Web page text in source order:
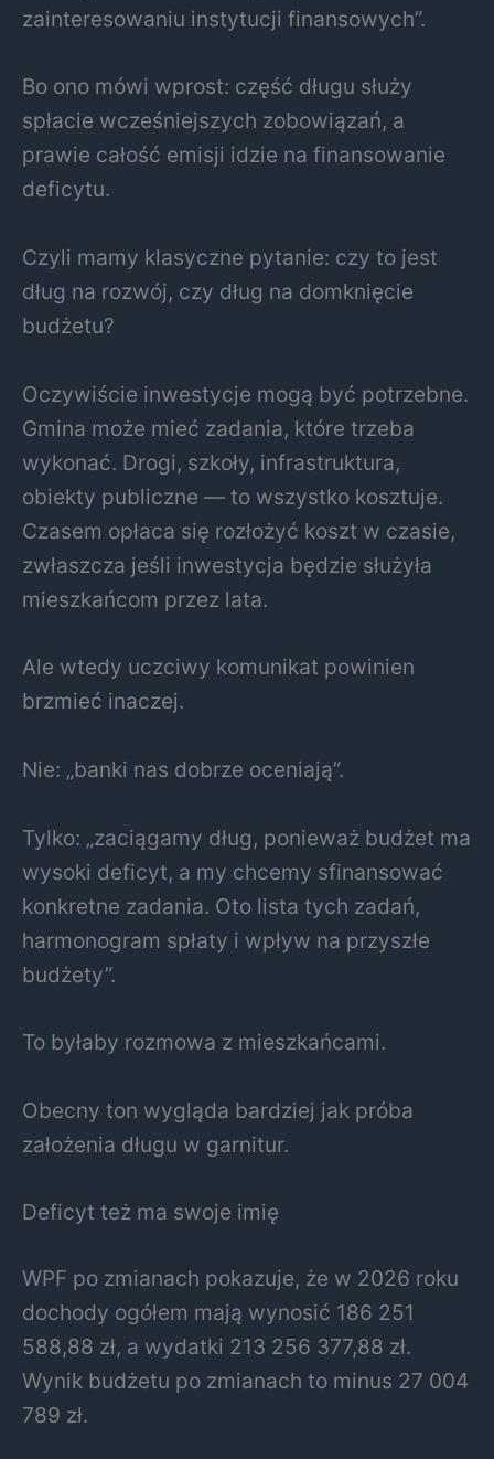
zainteresowaniu instytucji finansowych”.
Bo ono mówi wprost: część długu służy
spłacie wcześniejszych zobowiązań, a
prawie całość emisji idzie na finansowanie
deficytu.
Czyli mamy klasyczne pytanie: czy to jest
dług na rozwój, czy dług na domknięcie
budżetu?
Oczywiście inwestycje mogą być potrzebne.
Gmina może mieć zadania, które trzeba
wykonać. Drogi, szkoły, infrastruktura,
obiekty publiczne — to wszystko kosztuje.
Czasem opłaca się rozłożyć koszt w czasie,
zwłaszcza jeśli inwestycja będzie służyła
mieszkańcom przez lata.
Ale wtedy uczciwy komunikat powinien
brzmieć inaczej.
Nie: „banki nas dobrze oceniają”.
Tylko: „zaciągamy dług, ponieważ budżet ma
wysoki deficyt, a my chcemy sfinansować
konkretne zadania. Oto lista tych zadań,
harmonogram spłaty i wpływ na przyszłe
budżety”.
To byłaby rozmowa z mieszkańcami.
Obecny ton wygląda bardziej jak próba
założenia długu w garnitur.
Deficyt też ma swoje imię
WPF po zmianach pokazuje, że w 2026 roku
dochody ogółem mają wynosić 186 251
588,88 zł, a wydatki 213 256 377,88 zł.
Wynik budżetu po zmianach to minus 27 004
789 zł.